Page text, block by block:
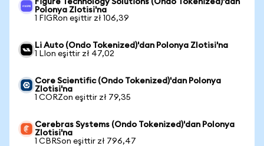
Figure Technology Solutions (Ondo Tokenized)'dan
Polonya Zlotisi'na
1 FIGRon eşittir zł 106,39
Li Auto (Ondo Tokenized)'dan Polonya Zlotisi'na
1 LIon eşittir zł 47,02
Core Scientific (Ondo Tokenized)'dan Polonya
Zlotisi'na
1 CORZon eşittir zł 79,35
Cerebras Systems (Ondo Tokenized)'dan Polonya
Zlotisi'na
1 CBRSon eşittir zł 796,47